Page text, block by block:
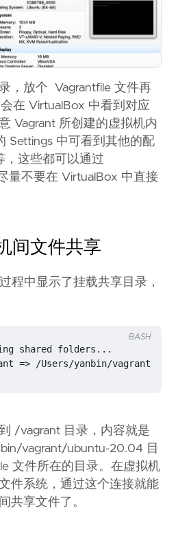
，放个 Vagrantfile 文件再
在 VirtualBox 中看到对应
Vagrant 所创建的虚拟机内
Settings 中可看到其他的配
，这些都可以通过
量不要在 VirtualBox 中直接
间文件共享
程中显示了挂载共享目录，
=> /Users/yanbin/vagrant/
BASH
/vagrant 目录，内容就是
vagrant/ubuntu-20.04 目
文件所在的目录。在虚拟机
件系统，通过这个连接就能
共享文件了。